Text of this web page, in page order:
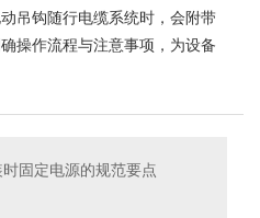
吊钩随行电缆系统时，会附带
操作流程与注意事项，为设备
固定电源的规范要点